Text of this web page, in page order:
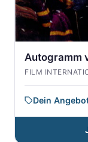
Autogramm
FILM
Dein